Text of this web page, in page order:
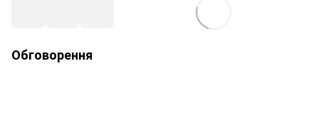
Обговорення